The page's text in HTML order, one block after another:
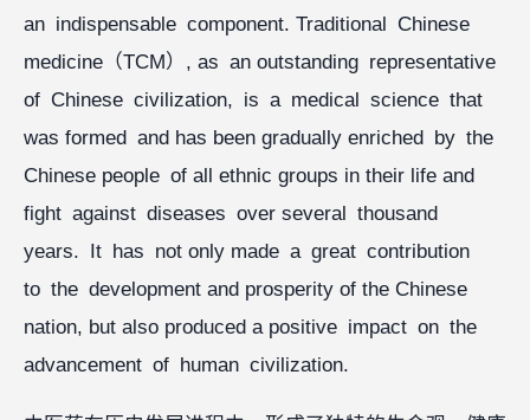
an indispensable component. Traditional Chinese
medicine（TCM）, as an outstanding representative
of Chinese civilization, is a medical science that
was formed and has been gradually enriched by the
Chinese people of all ethnic groups in their life and
fight against diseases over several thousand
years. It has not only made a great contribution
to the development and prosperity of the Chinese
nation, but also produced a positive impact on the
advancement of human civilization.